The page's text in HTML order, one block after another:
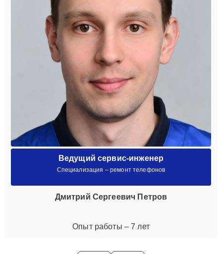
Ведущий сервис-инженер
Специализация – ремонт телефонов
Дмитрий Сергеевич Петров
Опыт работы – 7 лет